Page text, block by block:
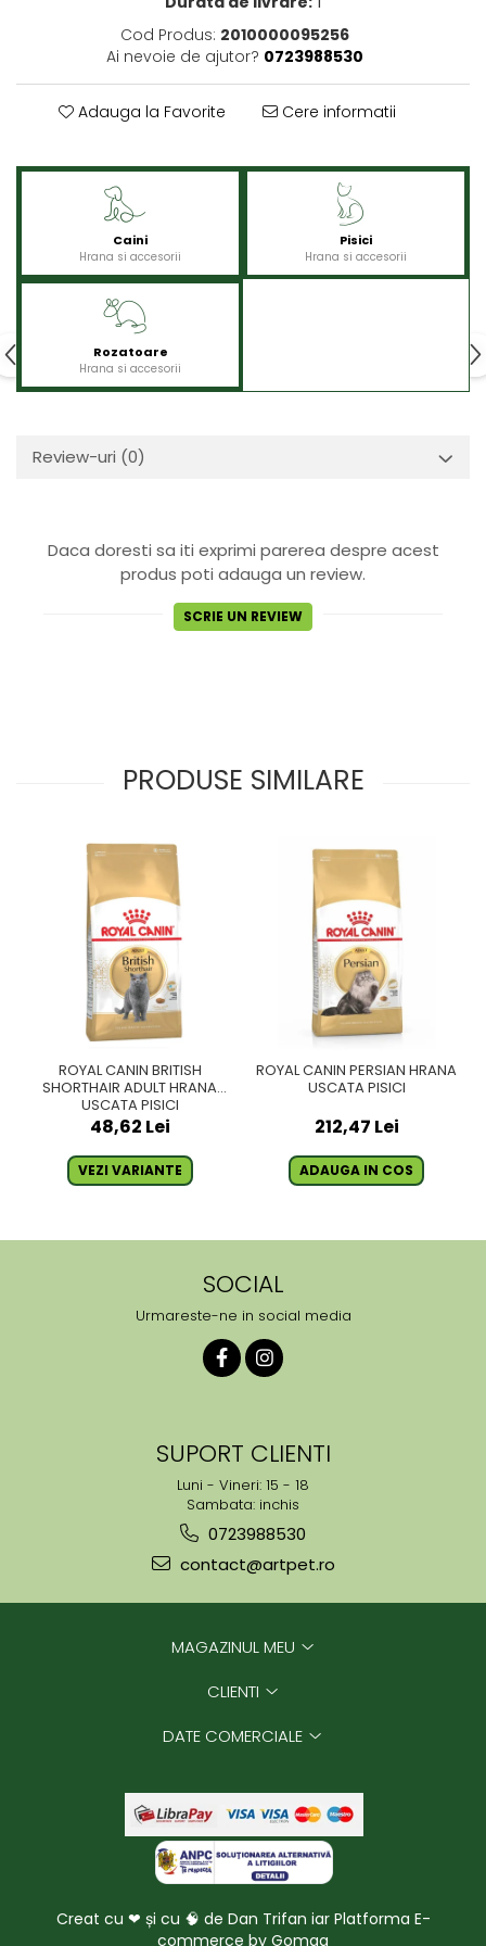
Cod Produs: 2010000095256
Ai nevoie de ajutor? 0723988530
Adauga la Favorite Cere informatii
Caini
Hrana si accesorii
Pisici
Hrana si accesorii
Rozatoare
Hrana si accesorii
Review-uri (0)
Daca doresti sa iti exprimi parerea despre acest
produs poti adauga un review.
SCRIE UN REVIEW
PRODUSE SIMILARE
ROYAL CANIN BRITISH
SHORTHAIR ADULT HRANA
USCATA PISICI
48,62 Lei
VEZI VARIANTE
ROYAL CANIN PERSIAN HRANA
USCATA PISICI
212,47 Lei
ADAUGA IN COS
SOCIAL
Urmareste-ne in social media
SUPORT CLIENTI
Luni - Vineri: 15 - 18
Sambata: inchis
0723988530
contact@artpet.ro
MAGAZINUL MEU
CLIENTI
DATE COMERCIALE
Creat cu ❤ și cu 🧠 de Dan Trifan iar Platforma E-
commerce by Gomag